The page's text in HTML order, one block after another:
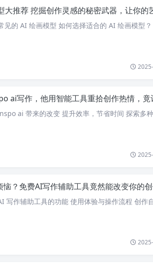
推荐 挖掘创作灵感的秘密武器，让你的艺术梦成
的 AI 绘画模型 如何选择适合的 AI 绘画模型
写作，他用智能工具重拾创作热情，竟让人感动不
ai 带来的改变 提升效率，节省时间 探索多
？免费AI写作辅助工具竟然能改变你的创作之
作辅助工具的功能 使用体验与操作流程 创作